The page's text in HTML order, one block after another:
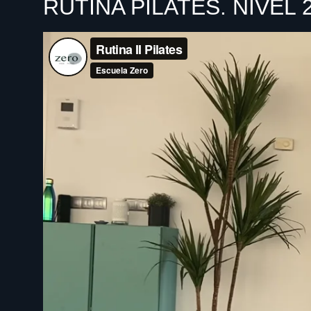
RUTINA PILATES. NIVEL